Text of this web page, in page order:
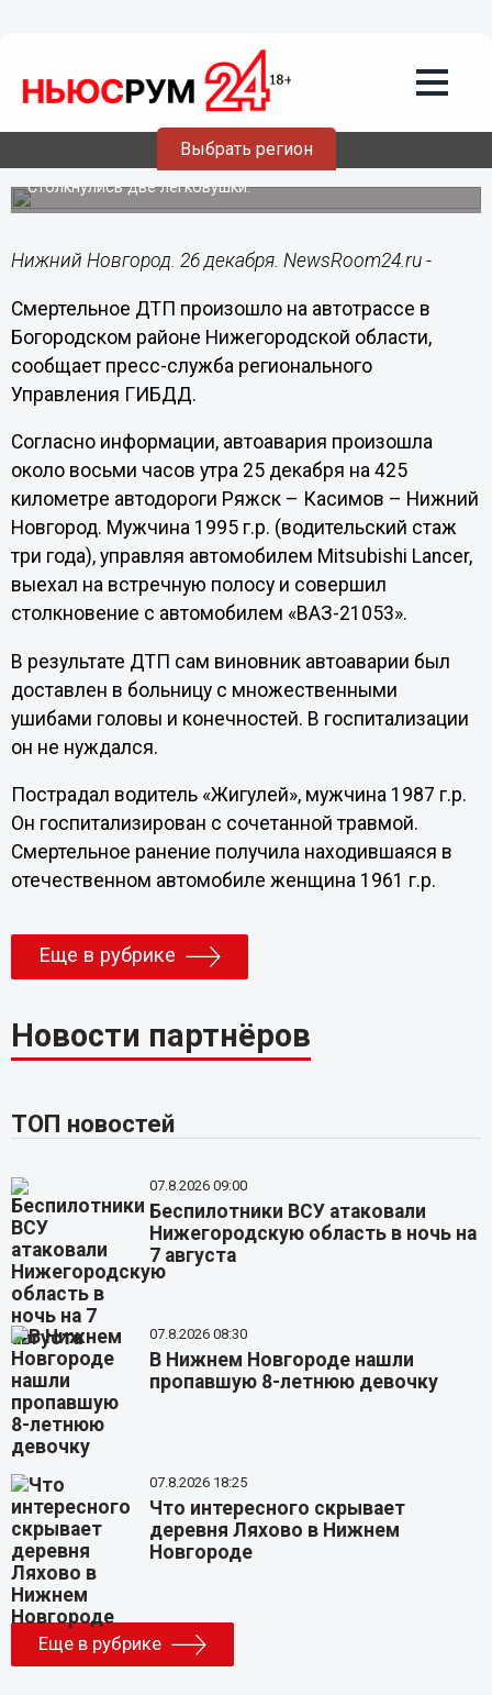
Выбрать регион
26.12.201813:28
Смертельное ДТП произошло на
автотрассе в Богородском районе
Столкнулись две легковушки.
Нижний Новгород. 26 декабря. NewsRoom24.ru -
Смертельное ДТП произошло на автотрассе в
Богородском районе Нижегородской области,
сообщает пресс-служба регионального
Управления ГИБДД.
Согласно информации, автоавария произошла
около восьми часов утра 25 декабря на 425
километре автодороги Ряжск – Касимов – Нижний
Новгород. Мужчина 1995 г.р. (водительский стаж
три года), управляя автомобилем Mitsubishi Lancer,
выехал на встречную полосу и совершил
столкновение с автомобилем «ВАЗ-21053».
В результате ДТП сам виновник автоаварии был
доставлен в больницу с множественными
ушибами головы и конечностей. В госпитализации
он не нуждался.
Пострадал водитель «Жигулей», мужчина 1987 г.р.
Он госпитализирован с сочетанной травмой.
Смертельное ранение получила находившаяся в
отечественном автомобиле женщина 1961 г.р.
Еще в рубрике
Новости партнёров
ТОП новостей
07.8.2026 09:00
Беспилотники ВСУ атаковали
Нижегородскую область в ночь на
7 августа
07.8.2026 08:30
В Нижнем Новгороде нашли
пропавшую 8-летнюю девочку
07.8.2026 18:25
Что интересного скрывает
деревня Ляхово в Нижнем
Новгороде
Еще в рубрике